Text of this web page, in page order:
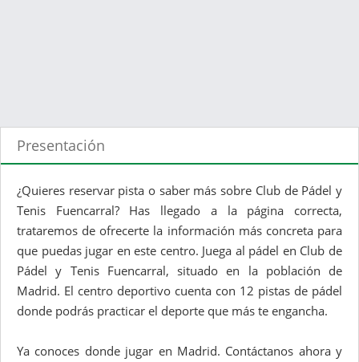
Presentación
¿Quieres reservar pista o saber más sobre Club de Pádel y
Tenis Fuencarral? Has llegado a la página correcta,
trataremos de ofrecerte la información más concreta para
que puedas jugar en este centro. Juega al pádel en Club de
Pádel y Tenis Fuencarral, situado en la población de
Madrid. El centro deportivo cuenta con 12 pistas de pádel
donde podrás practicar el deporte que más te engancha.
Ya conoces donde jugar en Madrid. Contáctanos ahora y